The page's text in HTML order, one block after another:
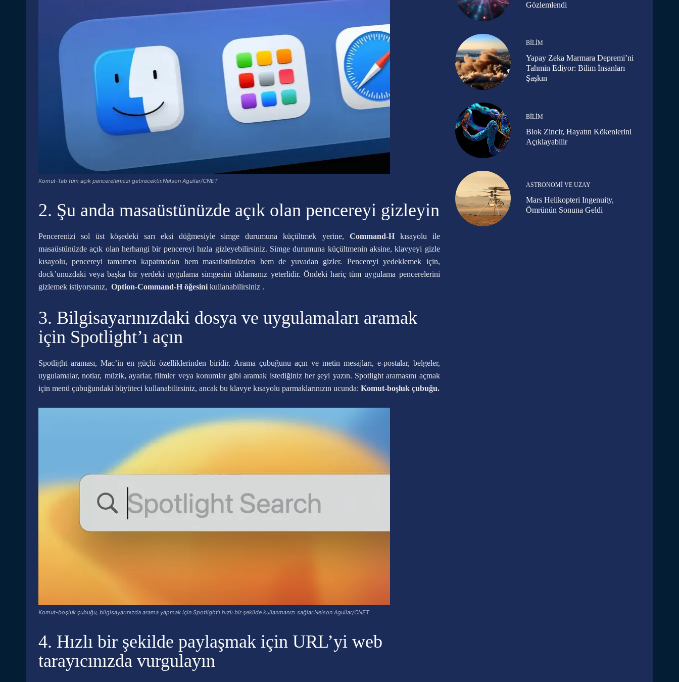
Komut-Tab tüm açık pencerelerinizi getirecektir.Nelson Aguilar/CNET
2. Şu anda masaüstünüzde açık olan pencereyi gizleyin
Pencerenizi sol üst köşedeki sarı eksi düğmesiyle simge durumuna küçültmek yerine, Command-Hkısayolu ile
masaüstünüzde açık olan herhangi bir pencereyi hızla gizleyebilirsiniz. Simge durumuna küçültmenin aksine, klavyeyi gizle
kısayolu, pencereyi tamamen kapatmadan hem masaüstünüzden hem de yuvadan gizler. Pencereyi yedeklemek için,
dock’unuzdaki veya başka bir yerdeki uygulama simgesini tıklamanız yeterlidir. Öndeki hariç tüm uygulama pencerelerini
gizlemek istiyorsanız, Option-Command-H öğesini kullanabilirsiniz .
3. Bilgisayarınızdaki dosya ve uygulamaları aramak
için Spotlight’ı açın
Spotlight araması, Mac’in en güçlü özelliklerinden biridir. Arama çubuğunu açın ve metin mesajları, e-postalar, belgeler,
uygulamalar, notlar, müzik, ayarlar, filmler veya konumlar gibi aramak istediğiniz her şeyi yazın. Spotlight aramasını açmak
için menü çubuğundaki büyüteci kullanabilirsiniz, ancak bu klavye kısayolu parmaklarınızın ucunda: Komut-boşluk çubuğu.
Komut-boşluk çubuğu, bilgisayarınızda arama yapmak için Spotlight’ı hızlı bir şekilde kullanmanızı sağlar.Nelson Aguilar/CNET
4. Hızlı bir şekilde paylaşmak için URL’yi web
tarayıcınızda vurgulayın
Gözlemlendi
BILIM
Yapay Zeka Marmara Depremi’ni
Tahmin Ediyor: Bilim İnsanları
Şaşkın
BILIM
Blok Zincir, Hayatın Kökenlerini
Açıklayabilir
ASTRONOMI VE UZAY
Mars Helikopteri Ingenuity,
Ömrünün Sonuna Geldi